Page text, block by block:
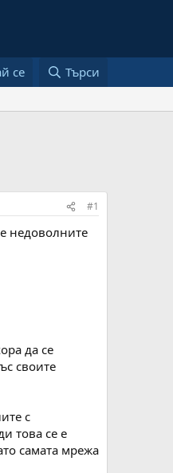
се Търси
#1
недоволните
да се
своите
с
това се е
самата мрежа